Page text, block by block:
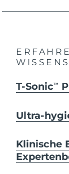
T-SonicTM
Ultra-
Klinische